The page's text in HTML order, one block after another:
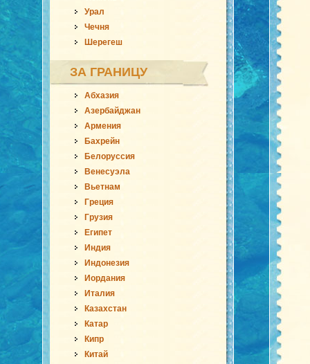
Урал
Чечня
Шерегеш
ЗА ГРАНИЦУ
Абхазия
Азербайджан
Армения
Бахрейн
Белоруссия
Венесуэла
Вьетнам
Греция
Грузия
Египет
Индия
Индонезия
Иордания
Италия
Казахстан
Катар
Кипр
Китай